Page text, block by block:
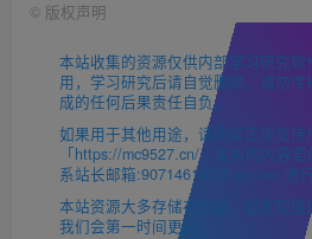
© 版权声明
本站收集的资源仅供内部学习研究软
用，学习研究后请自觉删除，请勿
成的任何后果责任自负。
如果用于其他用途，请购买正版支
「https://mc9527.cn/」发布的内容
系站长邮箱:907146180@qq.com 进
本站资源大多存储在云盘，如发现链
我们会第一时间更新。